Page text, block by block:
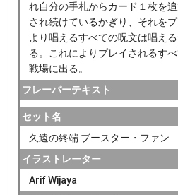
れ自分の手札からカード１枚を
され続けているかぎり、それを
より唱えるすべての呪文は唱え
る。これによりプレイされるす
戦場に出る。
フレーバーテキスト
セット名
久遠の終端 ブースター・ファン
イラストレーター
Arif Wijaya